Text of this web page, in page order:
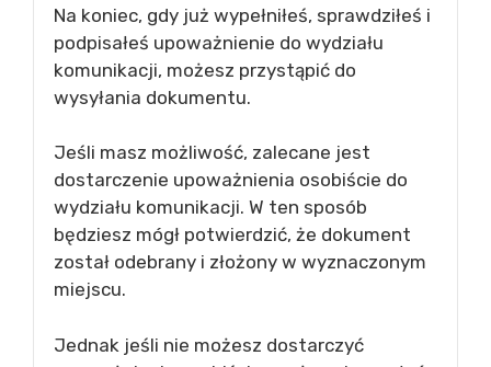
Na koniec, gdy już wypełniłeś, sprawdziłeś i
podpisałeś upoważnienie do wydziału
komunikacji, możesz przystąpić do
wysyłania dokumentu.
Jeśli masz możliwość, zalecane jest
dostarczenie upoważnienia osobiście do
wydziału komunikacji. W ten sposób
będziesz mógł potwierdzić, że dokument
został odebrany i złożony w wyznaczonym
miejscu.
Jednak jeśli nie możesz dostarczyć